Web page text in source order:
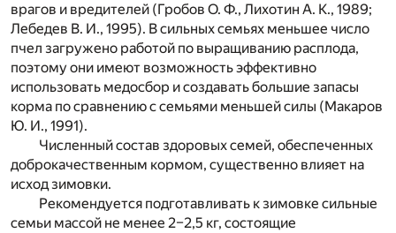
врагов и вредителей (Гробов О. Ф., Лихотин А. К., 1989;
Лебедев В. И., 1995). В сильных семьях меньшее число
пчел загружено работой по выращиванию расплода,
поэтому они имеют возможность эффективно
использовать медосбор и создавать большие запасы
корма по сравнению с семьями меньшей силы (Макаров
Ю. И., 1991).
Численный состав здоровых семей, обеспеченных
доброкачественным кормом, существенно влияет на
исход зимовки.
Рекомендуется подготавливать к зимовке сильные
семьи массой не менее 2–2,5 кг, состоящие